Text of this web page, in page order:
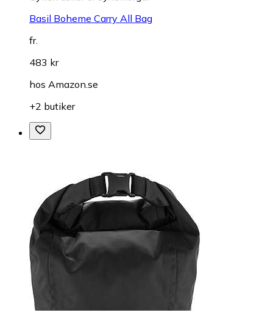
Basil Boheme Carry All Bag
fr.
483 kr
hos Amazon.se
+2 butiker